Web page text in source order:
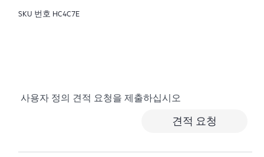
SKU 번호 HC4C7E
사용자 정의 견적 요청을 제출하십시오
견적 요청